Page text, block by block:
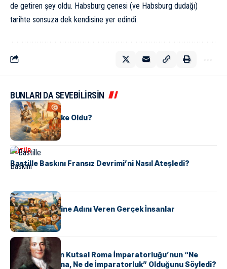
de getiren şey oldu. Habsburg çenesi (ve Habsburg dudağı)
tarihte sonsuza dek kendisine yer edindi.
BUNLARI DA SEVEBİLİRSİN
KÜLTÜR
Tunus Nasıl Ülke Oldu?
KÜLTÜR
Bastille Baskını Fransız Devrimi’ni Nasıl Ateşledi?
KÜLTÜR
ABD Eyaletlerine Adını Veren Gerçek İnsanlar
KÜLTÜR
Voltaire Neden Kutsal Roma İmparatorluğu’nun “Ne
Kutsal, Ne Roma, Ne de İmparatorluk” Olduğunu Söyledi?